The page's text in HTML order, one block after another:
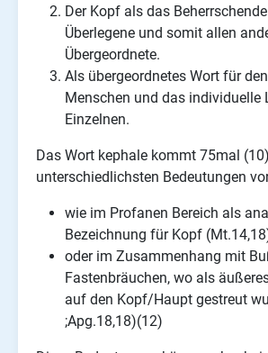
Der Kopf als das
Überlegene und somit allen
Übergeordnete.
Als übergeordnetes Wort für
Menschen und das individuelle
Einzelnen.
Das Wort kephale kommt 75mal
unterschiedlichsten Bedeutungen
wie im Profanen Bereich als
Bezeichnung für Kopf
oder im Zusammenhang mit
Fastenbräuchen, wo als
auf den Kopf/Haupt gestreut
;Apg.18,18)(12)